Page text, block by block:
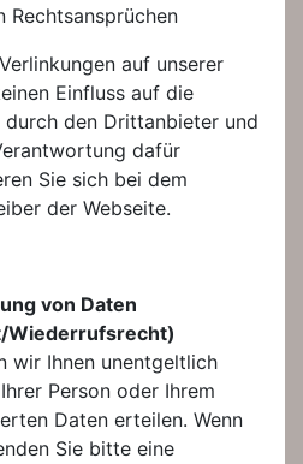
auf unserer
Einfluss auf die
durch den Drittanbieter und
dafür
Sie sich bei dem
der Webseite.
von Daten
Wiederrufsrecht)
wir Ihnen unentgeltlich
Person oder Ihrem
Daten erteilen. Wenn
Sie bitte eine